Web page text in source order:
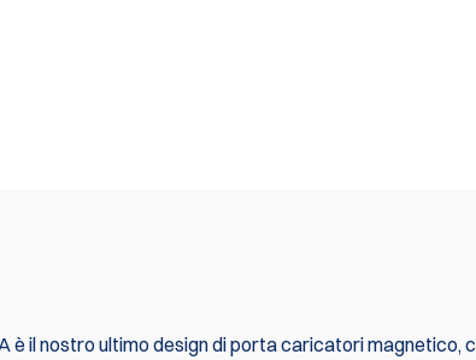
il nostro ultimo design di porta caricatori magnetico,